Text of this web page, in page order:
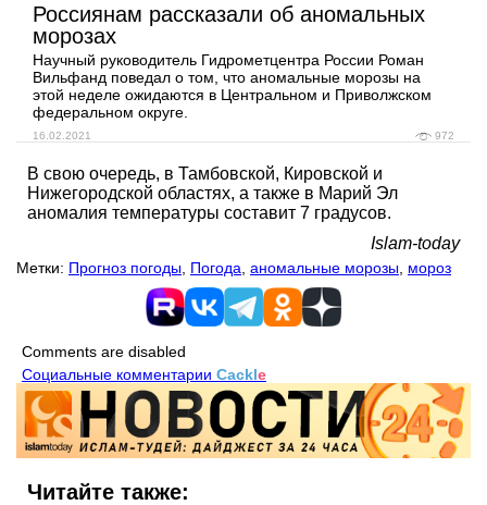
Россиянам рассказали об аномальных
морозах
Научный руководитель Гидрометцентра России Роман
Вильфанд поведал о том, что аномальные морозы на
этой неделе ожидаются в Центральном и Приволжском
федеральном округе.
16.02.2021 972
В свою очередь, в Тамбовской, Кировской и
Нижегородской областях, а также в Марий Эл
аномалия температуры составит 7 градусов.
Islam-today
Метки: Прогноз погоды Погода аномальные морозы мороз
Comments are disabled
Социальные комментарии Cackle
Читайте также: